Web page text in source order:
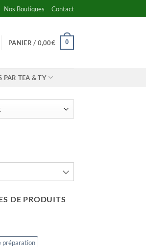
Nos Boutiques Contact
PANIER / 0,00€ 0
PAR TEA & TY
DE PRODUITS
préparation